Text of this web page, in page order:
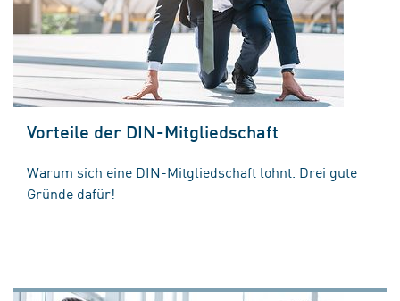
Vorteile der DIN-Mitgliedschaft
Warum sich eine DIN-Mitgliedschaft lohnt. Drei gute
Gründe dafür!